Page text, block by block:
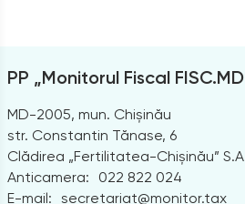
PP „Monitorul Fiscal
MD-2005, mun. Chișinău
str. Constantin Tănase, 6
Clădirea „Fertilitatea-Chișinău”
Anticamera:
022 822 024
E-mail: secretariat@monitor.tax